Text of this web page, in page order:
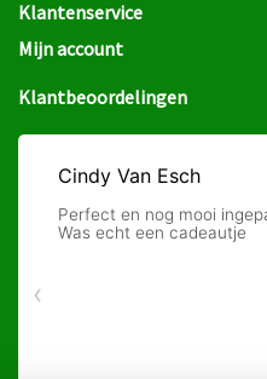
Klantenservice
Mijn account
Klantbeoordelingen